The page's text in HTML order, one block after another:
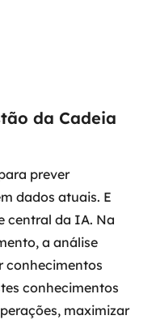
da Cadeia
prever
dados atuais. E
central da IA. Na
a análise
conhecimentos
conhecimentos
maximizar